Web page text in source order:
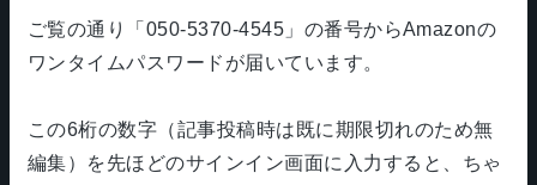
ご覧の通り「050-5370-4545」の番号からAmazonの
ワンタイムパスワードが届いています。
この6桁の数字（記事投稿時は既に期限切れのため無
編集）を先ほどのサインイン画面に入力すると、ちゃ